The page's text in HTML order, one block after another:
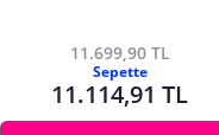
11.699,90 TL
Sepette
11.114,91 TL